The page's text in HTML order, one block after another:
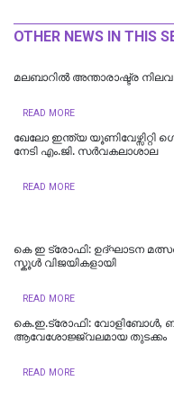
OTHER NEWS IN THIS
മലബാറിൽ അന്താരാഷ്ട്ര
READ MORE
ഖേലോ ഇന്ത്യ യൂണിവേഴ്സിറ്റി
നേടി എം.ജി. സര്‍വകലാശാല
READ MORE
കെ ഇ ട്രോഫി: ഉദ്ഘാടന
സ്കൂൾ വിജയികളായി
READ MORE
കെ.ഇ.ട്രോഫി: വോളിബോൾ,
ആവേശോജ്ജ്വലമായ തുടക്കം
READ MORE